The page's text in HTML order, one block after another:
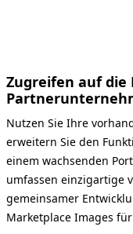
Zugreifen auf die
Nutzen Sie Ihre
erweitern Sie den
einem wachsenden
umfassen einzigartige
gemeinsamer
Marketplace Images